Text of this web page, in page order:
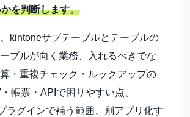
を判断します。
kintoneサブテーブルとテーブルの
ブルが向く業務、入れるべきでな
・重複チェック・ルックアップの
帳票・APIで困りやすい点、
ラグインで補う範囲、別アプリ化す